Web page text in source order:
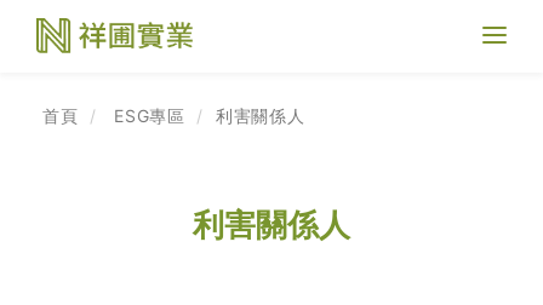
首頁 ESG專區 利害關係人
利害關係人